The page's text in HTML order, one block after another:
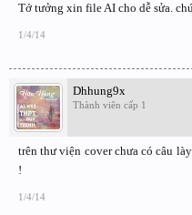
Tớ tưởng xin file AI cho dễ sửa.
1/4/14
Dhhung9x
Thành viên cấp 1
trên thư viện cover chưa có câu
!
1/4/14